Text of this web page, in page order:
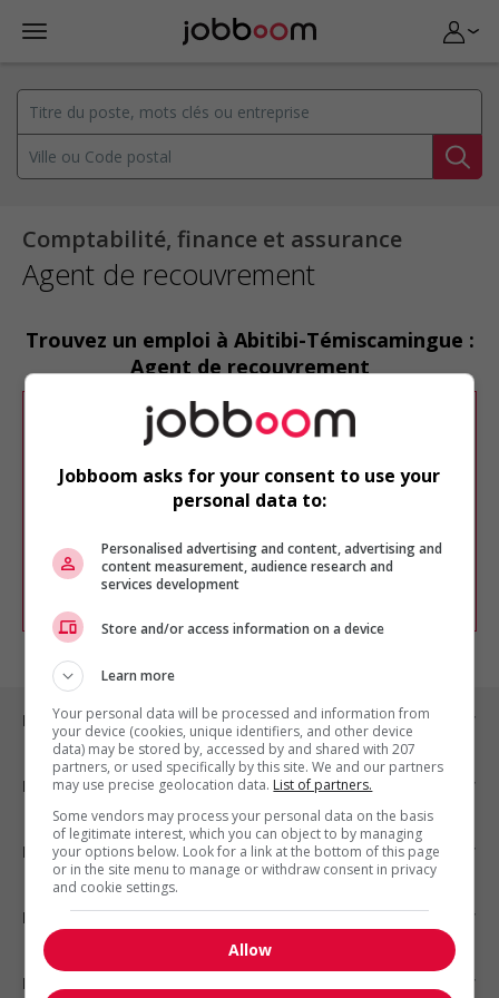
Comptabilité, finance et assurance
Agent de recouvrement
Trouvez un emploi à Abitibi-Témiscamingue :
Agent de recouvrement
Désolé, cette recherche n'a produit aucun
résultat.
Veuillez faire une nouvelle recherche.
Vous pouvez en tout temps utiliser nos
chercher un poste selon votre profil
d'intérêt en emploi en vousinscrivant
comme membre Jobboom.
Emplois par ville
Emplois par secteur
Emplois par statut
Emplois par type
Nos suggestions
Jobboom asks for your consent to use your
personal data to:
Personalised advertising and content, advertising and
content measurement, audience research and
services development
Store and/or access information on a device
Learn more
Your personal data will be processed and information from
your device (cookies, unique identifiers, and other device
data) may be stored by, accessed by and shared with 207
partners, or used specifically by this site. We and our partners
may use precise geolocation data. List of partners.
Some vendors may process your personal data on the basis
of legitimate interest, which you can object to by managing
your options below. Look for a link at the bottom of this page
or in the site menu to manage or withdraw consent in privacy
and cookie settings.
Allow